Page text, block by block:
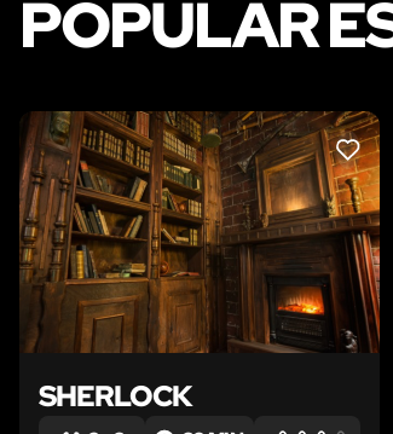
POPULAR
LIKE
SHERLOCK